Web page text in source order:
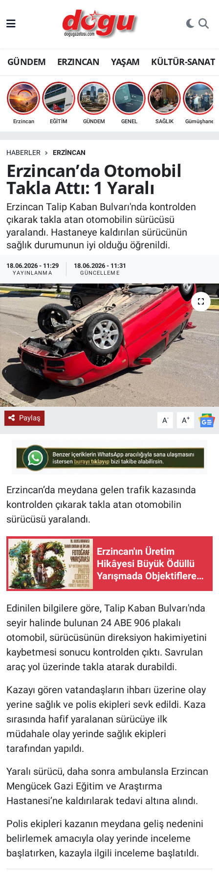
GÜNDEM ERZINCAN YAŞAM KÜLTÜR-SANAT
Erzincan EĞİTİM GÜNDEM GENEL SAĞLIK Gümüşhane
HABERLER ERZINCAN
Erzincan’da Otomobil
Takla Attı: 1 Yaralı
Erzincan Talip Kaban Bulvarı'nda kontrolden
çıkarak takla atan otomobilin sürücüsü
yaralandı. Hastaneye kaldırılan sürücünün
sağlık durumunun iyi olduğu öğrenildi.
18.06.2026 - 11:29
YAYINLANMA
18.06.2026 - 11:31
GÜNCELLEME
Paylaş A- A+
Erzincan’da meydana gelen trafik kazasında
kontrolden çıkarak takla atan otomobilin
sürücüsü yaralandı.
Erzincan'ın Üretim
Hikâyesi Büyük Ödüllü
Yarışmada Objektiflere
Yansıyor
Edinilen bilgilere göre, Talip Kaban Bulvarı'nda
seyir halinde bulunan 24 ABE 906 plakalı
otomobil, sürücüsünün direksiyon hakimiyetini
kaybetmesi sonucu kontrolden çıktı. Savrulan
araç yol üzerinde takla atarak durabildi.
Kazayı gören vatandaşların ihbarı üzerine olay
yerine sağlık ve polis ekipleri sevk edildi. Kaza
sırasında hafif yaralanan sürücüye ilk
müdahale olay yerinde sağlık ekipleri
tarafından yapıldı.
Yaralı sürücü, daha sonra ambulansla Erzincan
Mengücek Gazi Eğitim ve Araştırma
Hastanesi’ne kaldırılarak tedavi altına alındı.
Polis ekipleri kazanın meydana geliş nedenini
belirlemek amacıyla olay yerinde inceleme
başlatırken, kazayla ilgili inceleme başlatıldı.
ERZINCAN
GÜNDEM
ERZİNCAN FOTOĞRAFLARI
SAĞLIK
EKONOMİ
Bilim, teknoloji
GENEL
KÜLTÜR-SANAT
Yerel Haber
Politika
SPOR
YAŞAM
RESMİ İLAN